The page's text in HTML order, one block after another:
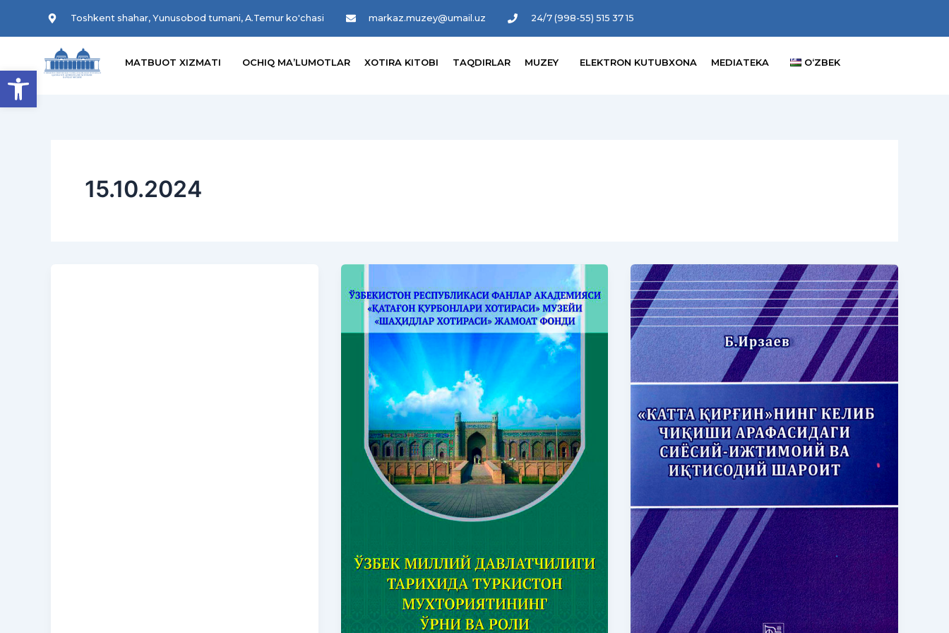
Open toolbar
Toshkent shahar, Yunusobod tumani, A.Temur ko'chasi markaz.muzey@umail.uz 24/7 (998-55) 515 37 15
MATBUOT XIZMATI OCHIQ MA’LUMOTLAR XOTIRA KITOBI TAQDIRLAR MUZEY ELEKTRON KUTUBXONA MEDIATEKA OʻZBEK
15.10.2024